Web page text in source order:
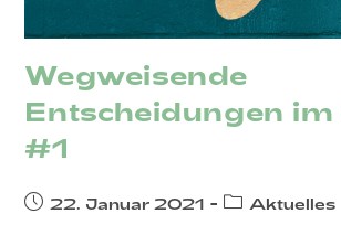
Wegweisende
Entscheidungen
#1
Beitrag
22. Januar 2021
Beitrags-
Aktuelles